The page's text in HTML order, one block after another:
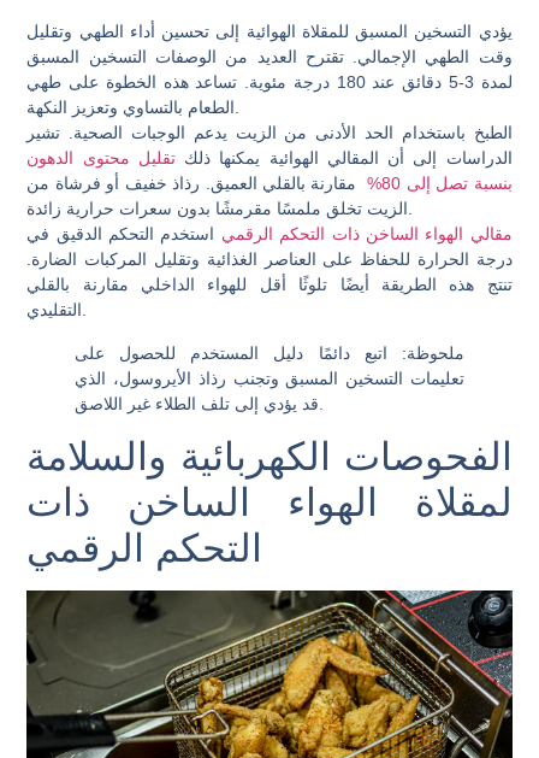
يؤدي التسخين المسبق للمقلاة الهوائية إلى تحسين أداء الطهي وتقليل
وقت الطهي الإجمالي. تقترح العديد من الوصفات التسخين المسبق
لمدة 3-5 دقائق عند 180 درجة مئوية. تساعد هذه الخطوة على طهي
الطعام بالتساوي وتعزيز النكهة.
الطبخ باستخدام الحد الأدنى من الزيت يدعم الوجبات الصحية. تشير
الدراسات إلى أن المقالي الهوائية يمكنها ذلكتقليل محتوى الدهون
بنسبة تصل إلى 80%
مقارنة بالقلي العميق. رذاذ خفيف أو فرشاة من
الزيت تخلق ملمسًا مقرمشًا بدون سعرات حرارية زائدة.
مقالي الهواء الساخن ذات التحكم الرقمي استخدم التحكم الدقيق في
درجة الحرارة للحفاظ على العناصر الغذائية وتقليل المركبات الضارة.
تنتج هذه الطريقة أيضًا تلوثًا أقل للهواء الداخلي مقارنة بالقلي
التقليدي.
ملحوظة: اتبع دائمًا دليل المستخدم للحصول على
تعليمات التسخين المسبق وتجنب رذاذ الأيروسول، الذي
الفحوصات الكهربائية والسلامة
لمقلاة الهواء الساخن ذات
التحكم الرقمي